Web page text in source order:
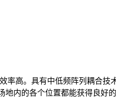
率高。具有中低频阵列耦合技
内的各个位置都能获得良好